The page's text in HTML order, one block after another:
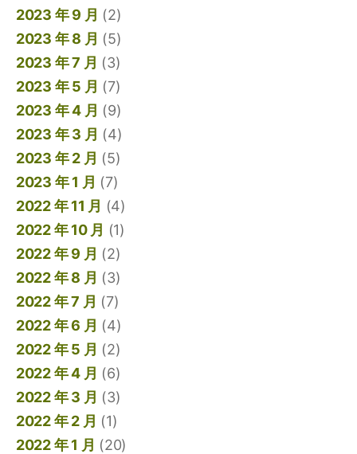
2023 年 9 月 (2)
2023 年 8 月 (5)
2023 年 7 月 (3)
2023 年 5 月 (7)
2023 年 4 月 (9)
2023 年 3 月 (4)
2023 年 2 月 (5)
2023 年 1 月 (7)
2022 年 11 月 (4)
2022 年 10 月 (1)
2022 年 9 月 (2)
2022 年 8 月 (3)
2022 年 7 月 (7)
2022 年 6 月 (4)
2022 年 5 月 (2)
2022 年 4 月 (6)
2022 年 3 月 (3)
2022 年 2 月 (1)
2022 年 1 月 (20)